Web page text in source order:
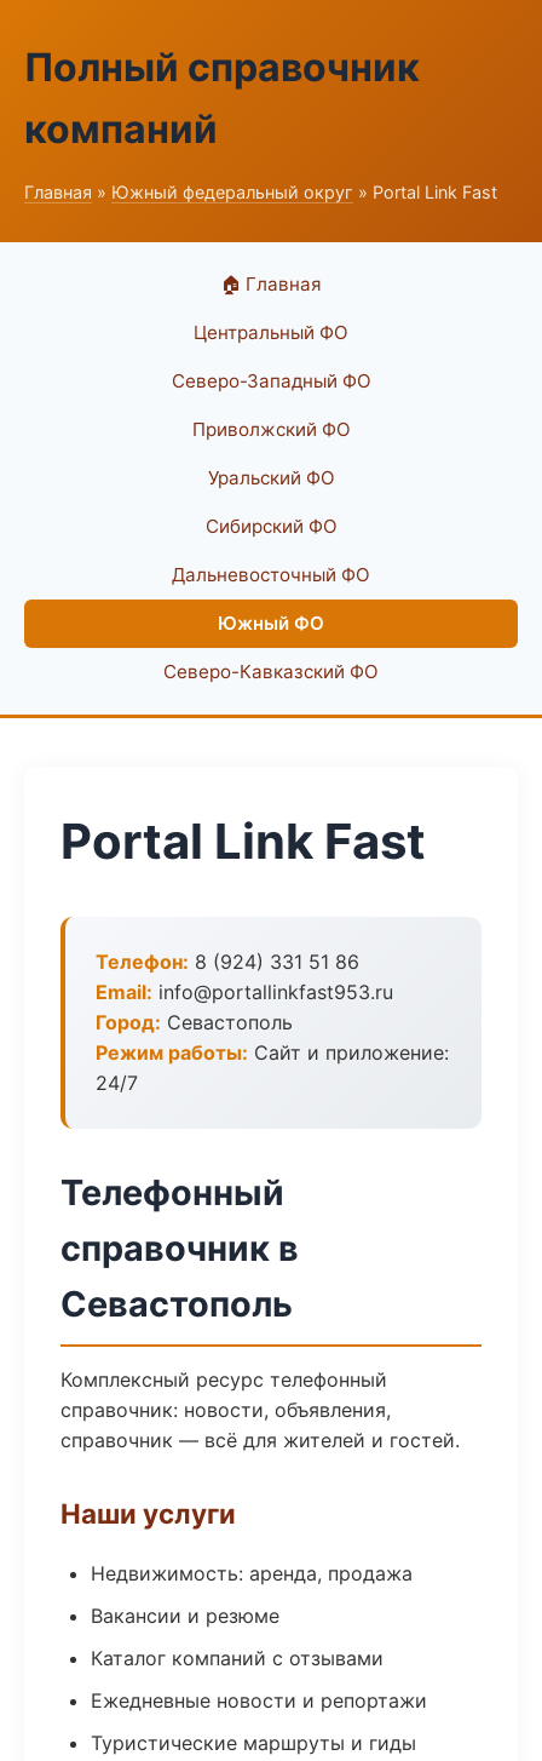
Полный справочник
компаний
Главная » Южный федеральный округ » Portal Link Fast
🏠 Главная
Центральный ФО
Северо-Западный ФО
Приволжский ФО
Уральский ФО
Сибирский ФО
Дальневосточный ФО
Южный ФО
Северо-Кавказский ФО
Portal Link Fast
Телефон: 8 (924) 331 51 86
Email: info@portallinkfast953.ru
Город: Севастополь
Режим работы: Сайт и приложение:
24/7
Телефонный
справочник в
Севастополь
Комплексный ресурс телефонный
справочник: новости, объявления,
справочник — всё для жителей и гостей.
Наши услуги
Недвижимость: аренда, продажа
Вакансии и резюме
Каталог компаний с отзывами
Ежедневные новости и репортажи
Туристические маршруты и гиды